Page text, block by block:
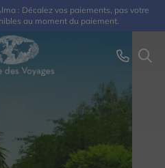
: Décalez vos paiements, pas votre
au moment du paiement.